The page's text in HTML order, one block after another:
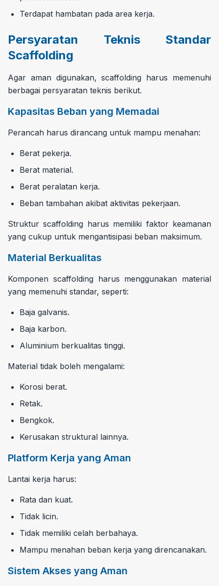
Terdapat hambatan pada area kerja.
Persyaratan Teknis Standar
Scaffolding
Agar aman digunakan, scaffolding harus memenuhi
berbagai persyaratan teknis berikut.
Kapasitas Beban yang Memadai
Perancah harus dirancang untuk mampu menahan:
Berat pekerja.
Berat material.
Berat peralatan kerja.
Beban tambahan akibat aktivitas pekerjaan.
Struktur scaffolding harus memiliki faktor keamanan
yang cukup untuk mengantisipasi beban maksimum.
Material Berkualitas
Komponen scaffolding harus menggunakan material
yang memenuhi standar, seperti:
Baja galvanis.
Baja karbon.
Aluminium berkualitas tinggi.
Material tidak boleh mengalami:
Korosi berat.
Retak.
Bengkok.
Kerusakan struktural lainnya.
Platform Kerja yang Aman
Lantai kerja harus:
Rata dan kuat.
Tidak licin.
Tidak memiliki celah berbahaya.
Mampu menahan beban kerja yang direncanakan.
Sistem Akses yang Aman